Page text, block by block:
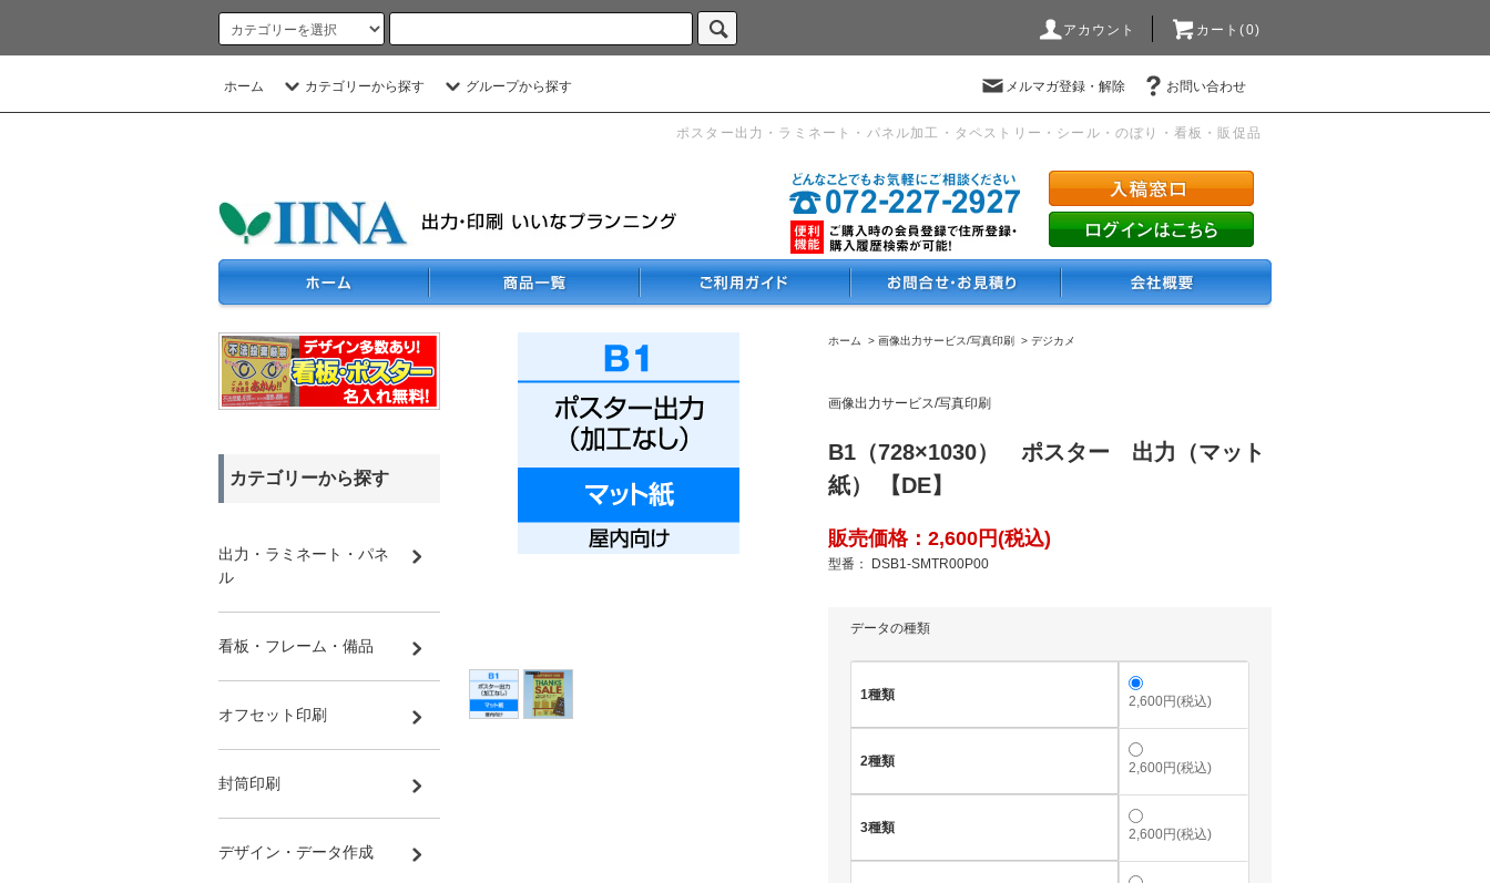
アカウント カート(0)
ホーム カテゴリーから探す グループから探す メルマガ登録・解除 お問い合わせ
ポスター出力・ラミネート・パネル加工・タペストリー・シール・のぼり・看板・販促品
ホーム > 画像出力サービス/写真印刷 > デジカメ
画像出力サービス/写真印刷
B1（728×1030） ポスター 出力（マット
紙） 【DE】
販売価格：2,600円(税込)
型番： DSB1-SMTR00P00
データの種類
1種類 2,600円(税込)
2種類 2,600円(税込)
3種類 2,600円(税込)
カテゴリーから探す
出力・ラミネート・パネ
ル
看板・フレーム・備品
オフセット印刷
封筒印刷
デザイン・データ作成